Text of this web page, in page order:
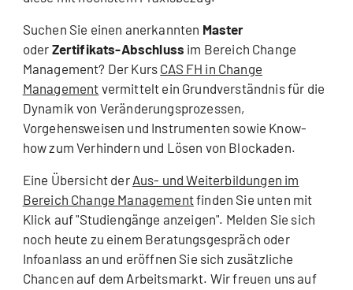
Suchen Sie einen anerkannten Master
oder Zertifikats-Abschluss im Bereich Change
Management? Der Kurs CAS FH in Change
Management vermittelt ein Grundverständnis für die
Dynamik von Veränderungsprozessen,
Vorgehensweisen und Instrumenten sowie Know-
how zum Verhindern und Lösen von Blockaden.
Eine Übersicht der Aus- und Weiterbildungen im
Bereich Change Managementfinden Sie unten mit
Klick auf "Studiengänge anzeigen". Melden Sie sich
noch heute zu einem Beratungsgespräch oder
Infoanlass an und eröffnen Sie sich zusätzliche
Chancen auf dem Arbeitsmarkt. Wir freuen uns auf